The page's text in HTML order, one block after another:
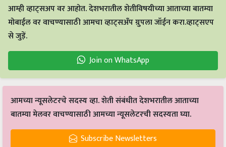
आम्ही व्हाट्सअप वर आहोत. देशभरातील शेतीविषयीच्या आताच्या बातम्या
मोबाईल वर वाचण्यासाठी आमचा व्हाट्सअँप ग्रुपला जॉईन करा.व्हाट्सएप
से जुड़ें.
Join on WhatsApp
आमच्या न्यूसलेटरचे सदस्य व्हा. शेती संबंधीत देशभरातील आताच्या
बातम्या मेलवर वाचण्यासाठी आमच्या न्यूसलेटरची सदस्यता घ्या.
Subscribe Newsletters